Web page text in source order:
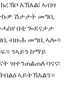
እኽእል፧ ኣብዛ
ሽታታት መግቢ
በቲ ጐደናታታ
ብዙሕ መግቢ ኣሎ።
ንኣይን ከማይ
ዝተንጠልጠለ ባናና፡
ኣይትኽእልን።